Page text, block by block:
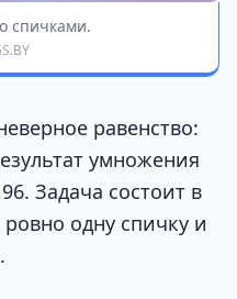
спичками.
равенство:
умножения
Задача состоит в
одну спичку и